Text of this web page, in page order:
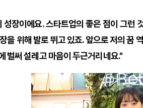
성장이에요. 스타트업의 좋은 점이 그런
을 위해 발로 뛰고 있죠. 앞으로 저의 꿈
벌써 설레고 마음이 두근거리네요."